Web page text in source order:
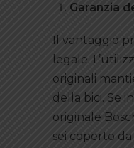
Garanzia
Il vantaggio
legale.
originali
della bici. Se
originale
sei coperto